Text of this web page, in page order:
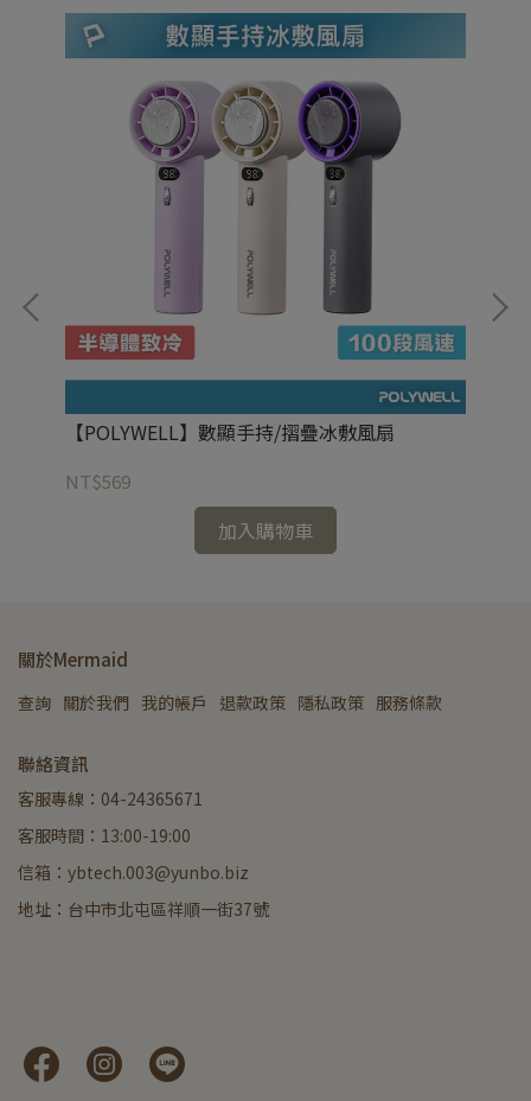
【POLYWELL】數顯手持/摺疊冰敷風扇
NT$569
加入購物車
關於Mermaid
查詢 關於我們 我的帳戶 退款政策 隱私政策 服務條款
聯絡資訊
客服專線：04-24365671
客服時間：13:00-19:00
信箱：ybtech.003@yunbo.biz
地址：台中市北屯區祥順一街37號